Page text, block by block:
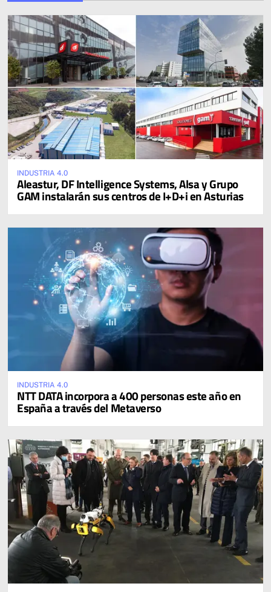
INDUSTRIA 4.0
Aleastur, DF Intelligence Systems, Alsa y Grupo
GAM instalarán sus centros de I+D+i en Asturias
INDUSTRIA 4.0
NTT DATA incorpora a 400 personas este año en
España a través del Metaverso